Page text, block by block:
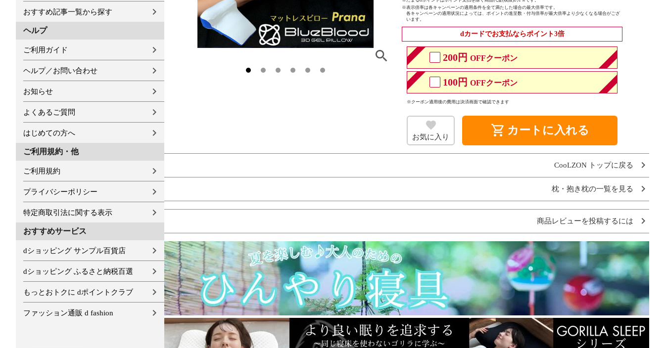
おすすめ記事一覧から探す
ヘルプ
ご利用ガイド
ヘルプ／お問い合わせ
お知らせ
よくあるご質問
はじめての方へ
ご利用規約・他
ご利用規約
プライバシーポリシー
特定商取引法に関する表示
おすすめサービス
dショッピング サンプル百貨店
dショッピング ふるさと納税百選
もっとおトクに dポイントクラブ
ファッション通販 d fashion
※表示倍率は各キャンペーンの適用条件を全て満たした場合の最大倍率です。
各キャンペーンの適用状況によっては、ポイントの進呈数・付与倍率が最大倍率より少なくなる場合がござ
います。
dカードでお支払ならポイント3倍
200円 OFFクーポン
100円 OFFクーポン
※クーポン適用後の費用は決済画面で確認できます
お気に入り shopping_cart カートに入れる
CooLZON トップに戻る
枕・抱き枕の一覧を見る
商品レビューを投稿するには